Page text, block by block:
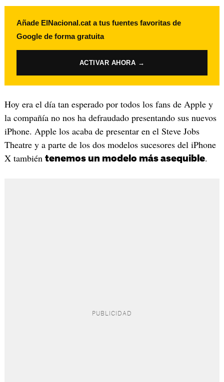
Añade ElNacional.cat a tus fuentes favoritas de
Google de forma gratuita
ACTIVAR AHORA →
Hoy era el día tan esperado por todos los fans de Apple y
la compañía no nos ha defraudado presentando sus nuevos
iPhone. Apple los acaba de presentar en el Steve Jobs
Theatre y a parte de los dos modelos sucesores del iPhone
X también tenemos un modelo más asequible.